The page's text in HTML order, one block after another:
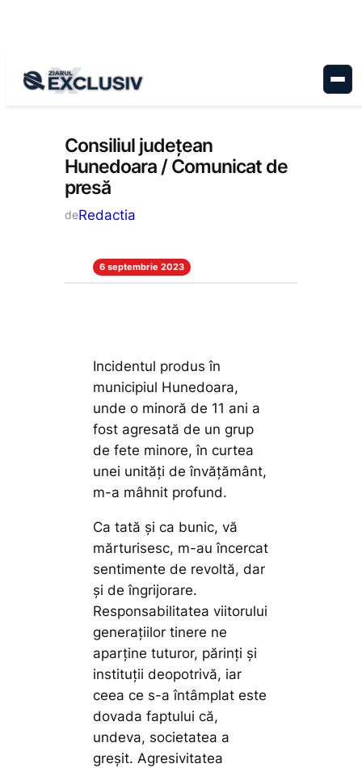
Stiri la zi
Consiliul județean
Hunedoara / Comunicat de
presă
deRedactia
6 septembrie 2023
Incidentul produs în
municipiul Hunedoara,
unde o minoră de 11 ani a
fost agresată de un grup
de fete minore, în curtea
unei unități de învățământ,
m-a mâhnit profund.
Ca tată și ca bunic, vă
mărturisesc, m-au încercat
sentimente de revoltă, dar
și de îngrijorare.
Responsabilitatea viitorului
generațiilor tinere ne
aparține tuturor, părinți și
instituții deopotrivă, iar
ceea ce s-a întâmplat este
dovada faptului că,
undeva, societatea a
greșit. Agresivitatea